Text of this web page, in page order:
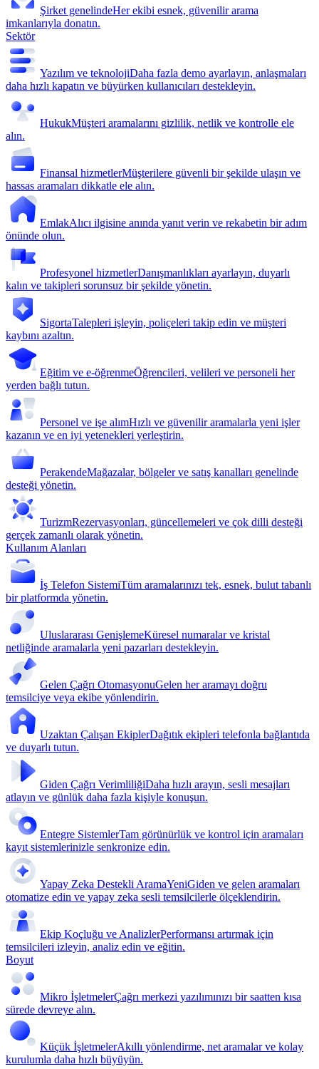
Şirket genelindeHer ekibi esnek, güvenilir arama
imkanlarıyla donatın.
Sektör
Yazılım ve teknolojiDaha fazla demo ayarlayın, anlaşmaları
daha hızlı kapatın ve büyürken kullanıcıları destekleyin.
HukukMüşteri aramalarını gizlilik, netlik ve kontrolle ele
alın.
Finansal hizmetlerMüşterilere güvenli bir şekilde ulaşın ve
hassas aramaları dikkatle ele alın.
EmlakAlıcı ilgisine anında yanıt verin ve rekabetin bir adım
önünde olun.
Profesyonel hizmetlerDanışmanlıkları ayarlayın, duyarlı
kalın ve takipleri sorunsuz bir şekilde yönetin.
SigortaTalepleri işleyin, poliçeleri takip edin ve müşteri
kaybını azaltın.
Eğitim ve e-öğrenmeÖğrencileri, velileri ve personeli her
yerden bağlı tutun.
Personel ve işe alımHızlı ve güvenilir aramalarla yeni işler
kazanın ve en iyi yetenekleri yerleştirin.
PerakendeMağazalar, bölgeler ve satış kanalları genelinde
desteği yönetin.
TurizmRezervasyonları, güncellemeleri ve çok dilli desteği
gerçek zamanlı olarak yönetin.
Kullanım Alanları
İş Telefon SistemiTüm aramalarınızı tek, esnek, bulut tabanlı
bir platformda yönetin.
Uluslararası GenişlemeKüresel numaralar ve kristal
netliğinde aramalarla yeni pazarları destekleyin.
Gelen Çağrı OtomasyonuGelen her aramayı doğru
temsilciye veya ekibe yönlendirin.
Uzaktan Çalışan EkiplerDağıtık ekipleri telefonla bağlantıda
ve duyarlı tutun.
Giden Çağrı VerimliliğiDaha hızlı arayın, sesli mesajları
atlayın ve günlük daha fazla kişiyle konuşun.
Entegre SistemlerTam görünürlük ve kontrol için aramaları
kayıt sistemlerinizle senkronize edin.
Yapay Zeka Destekli AramaYeniGiden ve gelen aramaları
otomatize edin ve yapay zeka sesli temsilcilerle ölçeklendirin.
Ekip Koçluğu ve AnalizlerPerformansı artırmak için
temsilcileri izleyin, analiz edin ve eğitin.
Boyut
Mikro İşletmelerÇağrı merkezi yazılımınızı bir saatten kısa
sürede devreye alın.
Küçük İşletmelerAkıllı yönlendirme, net aramalar ve kolay
kurulumla daha hızlı büyüyün.